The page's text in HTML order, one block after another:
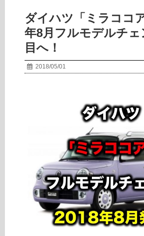
ダイハツ「ミラココ
年8月フルモデルチェ
目へ！
2018/05/01